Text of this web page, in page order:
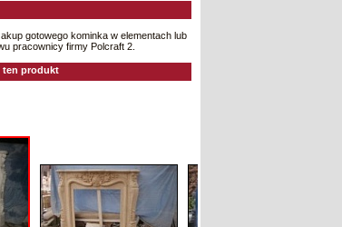
gotowego kominka w elementach lub
pracownicy firmy Polcraft 2.
ten produkt